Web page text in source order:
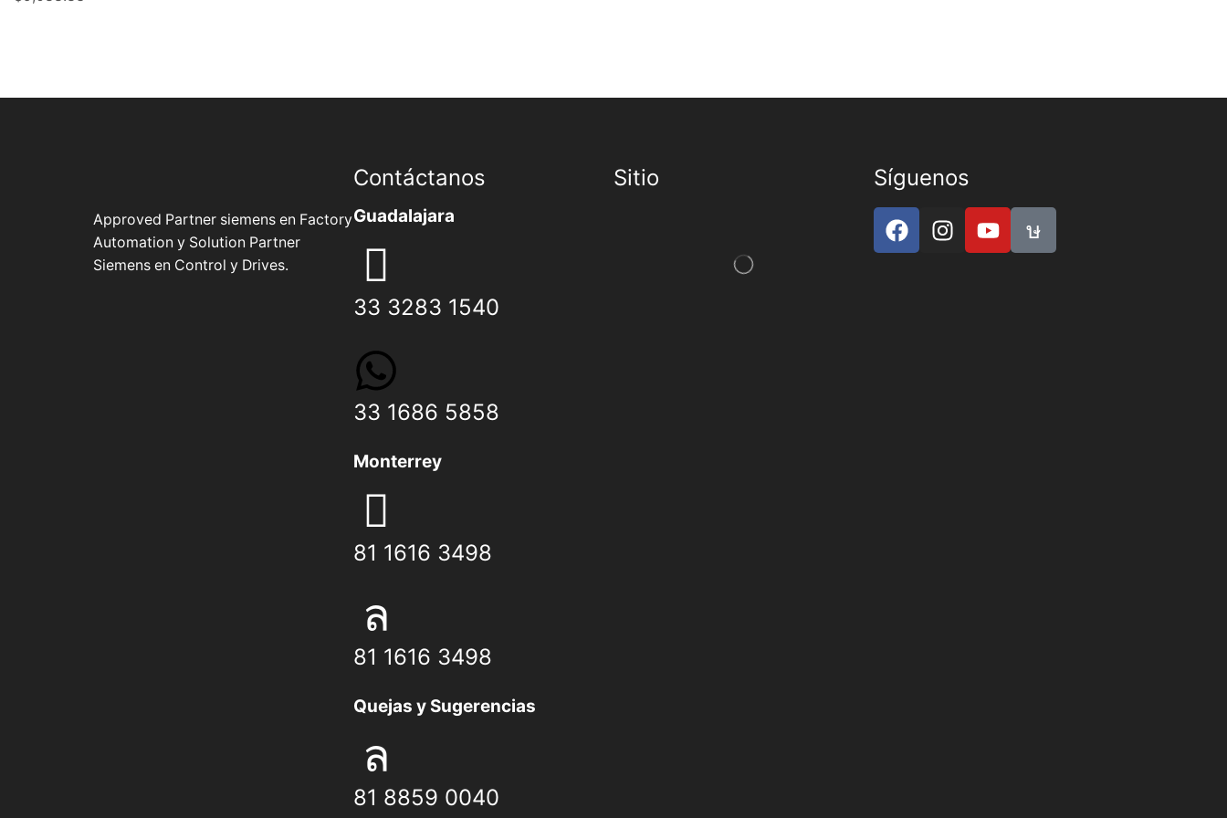
Approved Partner siemens en Factory
Automation y Solution Partner
Siemens en Control y Drives.
Contáctanos
Guadalajara
33 3283 1540
33 1686 5858
Monterrey
81 1616 3498
81 1616 3498
Quejas y Sugerencias
81 8859 0040
Sitio Síguenos